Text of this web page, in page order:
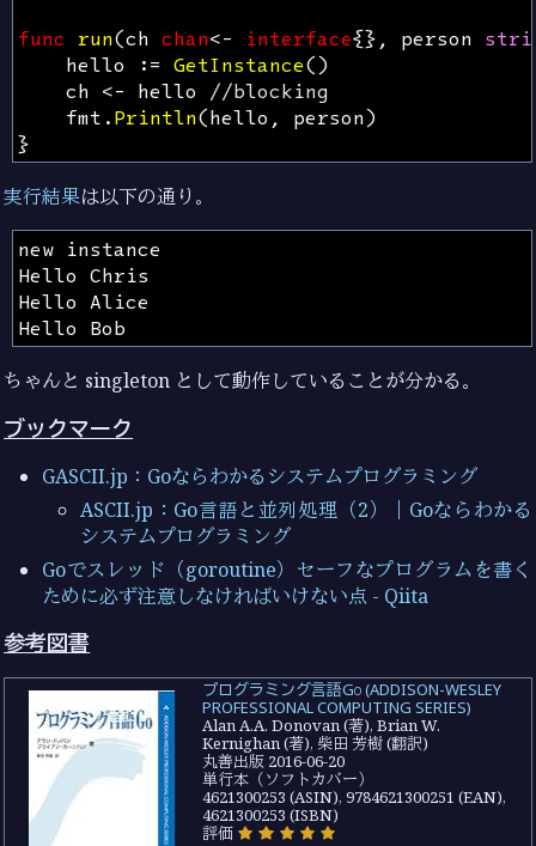
func run(ch chan<- interface{}, person
hello
:= GetInstance()
ch <- hello //blocking
fmt .Println(hello , person)
}
実行結果は以下の通り。
ちゃんと singleton として動作していることが分かる。
ブックマーク
GASCII.jp：Goならわかるシステムプログラミング
ASCII.jp：Go言語と並列処理（2）｜Goならわかる
システムプログラミング
Goでスレッド（goroutine）セーフなプログラムを書く
ために必ず注意しなければいけない点 - Qiita
参考図書
プログラミング言語Go (ADDISON-WESLEY
PROFESSIONAL COMPUTING SERIES)
Alan A.A. Donovan (著), Brian W.
Kernighan (著), 柴田 芳樹 (翻訳)
丸善出版 2016-06-20
単行本（ソフトカバー）
4621300253 (ASIN), 9784621300251 (EAN),
4621300253 (ISBN)
評価